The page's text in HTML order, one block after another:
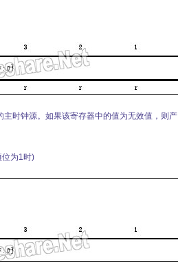
时钟源。如果该寄存器中的值为无效值，则产
为1时)